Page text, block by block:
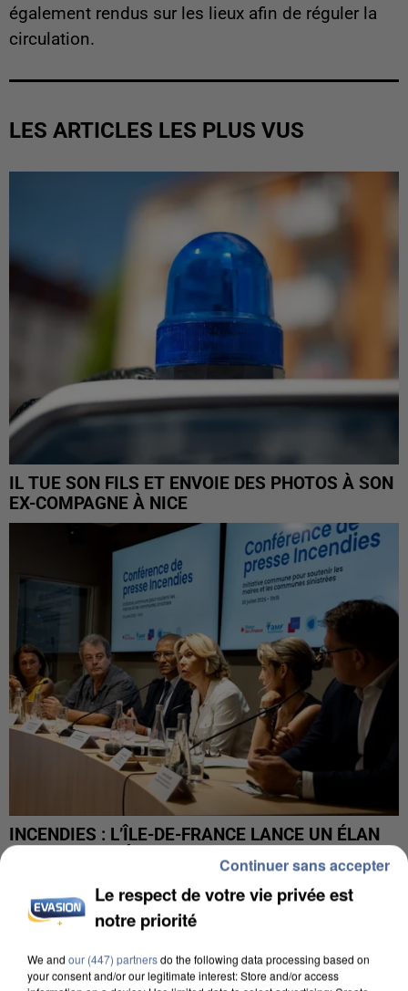
également rendus sur les lieux afin de réguler la
circulation.
LES ARTICLES LES PLUS VUS
IL TUE SON FILS ET ENVOIE DES PHOTOS À SON
EX-COMPAGNE À NICE
INCENDIES : L’ÎLE-DE-FRANCE LANCE UN ÉLAN
DE SOLIDARITÉ AVEC LES...
Le respect de votre vie privée est
notre priorité
We and our (447) partnersdo the following data processing based on
your consent and/or our legitimate interest: Store and/or access
Continuer sans accepter